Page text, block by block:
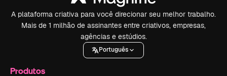
A plataforma criativa para você direcionar seu melhor trabalho.
Mais de 1 milhão de assinantes entre criativos, empresas,
agências e estúdios.
Português
Produtos